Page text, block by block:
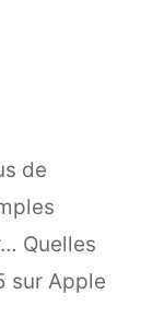
de
Quelles
sur Apple